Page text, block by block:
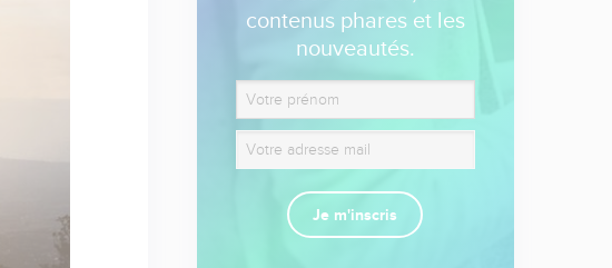
contenus phares et les
nouveautés.
Je m'inscris